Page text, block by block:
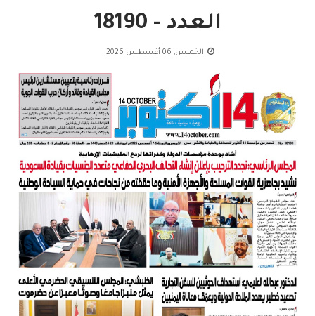
العدد - 18190
الخميس, 06 أغسطس 2026